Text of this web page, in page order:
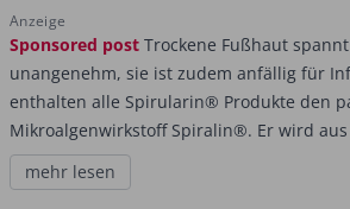
Anzeige
Sponsored post Trockene Fußhaut
unangenehm, sie ist zudem anfällig für
enthalten alle Spirularin® Produkte den
Mikroalgenwirkstoff Spiralin®. Er wird
mehr lesen